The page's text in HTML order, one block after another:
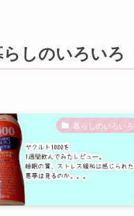
しのいろいろ
暮らしのいろいろ